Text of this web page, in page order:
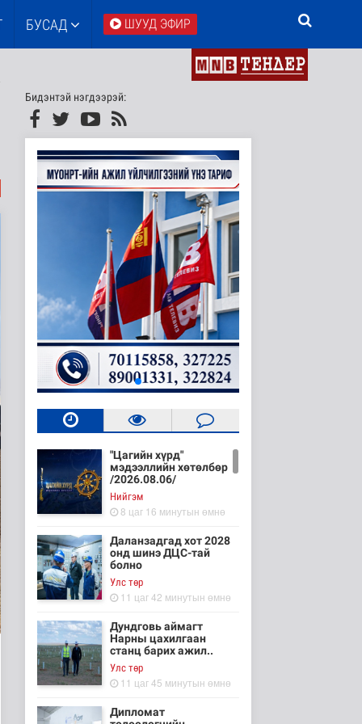
БУСАД ШУУД ЭФИР
Бидэнтэй нэгдээрэй:
"Цагийн хүрд"
мэдээллийн хөтөлбөр
/2026.08.06/
Нийгэм
8 цаг 16 минутын өмнө
Даланзадгад хот 2028
онд шинэ ДЦС-тай
болно
Улс төр
11 цаг 42 минутын өмнө
Дундговь аймагт
Нарны цахилгаан
станц барих ажил..
Улс төр
11 цаг 45 минутын өмнө
Дипломат